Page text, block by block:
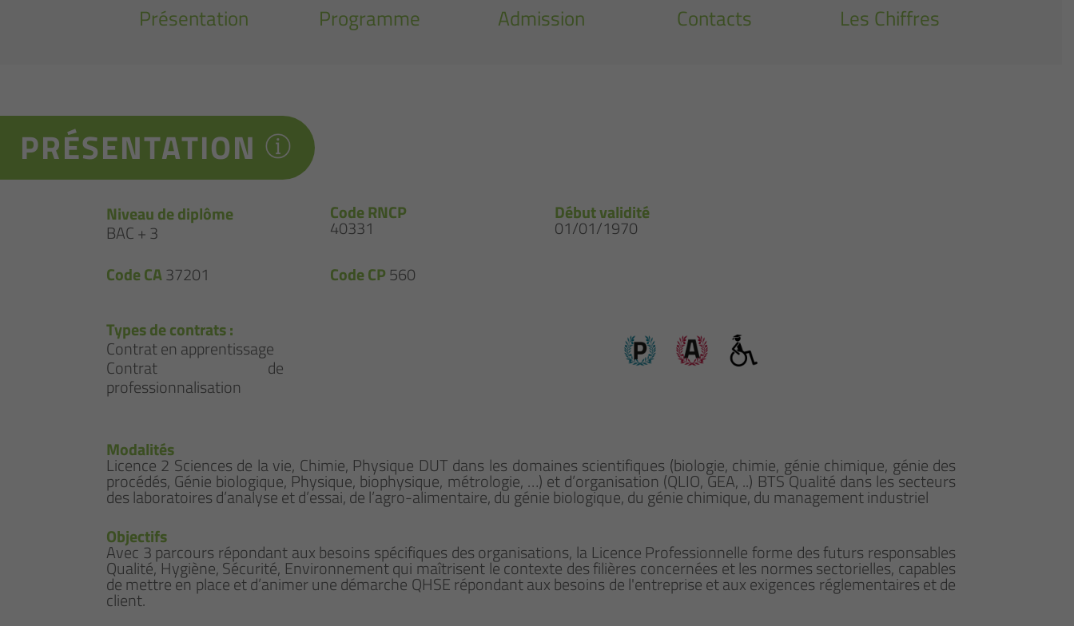
Présentation Programme Admission Contacts Les Chiffres
PRÉSENTATION
Niveau de diplôme
BAC + 3
Code RNCP
40331
Début validité
01/01/1970
Code CA37201 Code CP560
Types de contrats :
Contrat en apprentissage
Contrat de
professionnalisation
Modalités
Licence 2 Sciences de la vie, Chimie, Physique DUT dans les domaines scientifiques (biologie, chimie, génie chimique, génie des
procédés, Génie biologique, Physique, biophysique, métrologie, …) et d’organisation (QLIO, GEA, ..) BTS Qualité dans les secteurs
des laboratoires d’analyse et d’essai, de l’agro-alimentaire, du génie biologique, du génie chimique, du management industriel
Objectifs
Avec 3 parcours répondant aux besoins spécifiques des organisations, la Licence Professionnelle forme des futurs responsables
Qualité, Hygiène, Sécurité, Environnement qui maîtrisent le contexte des filières concernées et les normes sectorielles, capables
de mettre en place et d’animer une démarche QHSE répondant aux besoins de l'entreprise et aux exigences réglementaires et de
client.